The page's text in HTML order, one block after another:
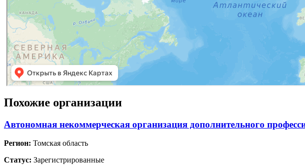
Похожие организации
Автономная некоммерческая организация дополнительного
Регион: Томская область
Статус: Зарегистрированные